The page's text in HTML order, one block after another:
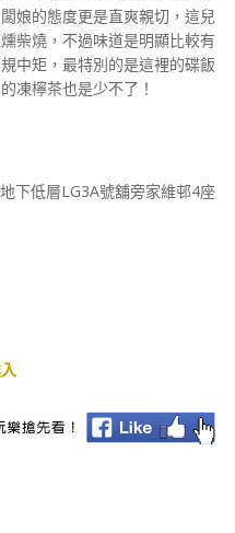
娘的態度更是直爽親切，這兒
柴燒，不過味道是明顯比較有
中矩，最特別的是這裡的碟飯
凍檸茶也是少不了！
下低層LG3A號舖旁家維邨4座